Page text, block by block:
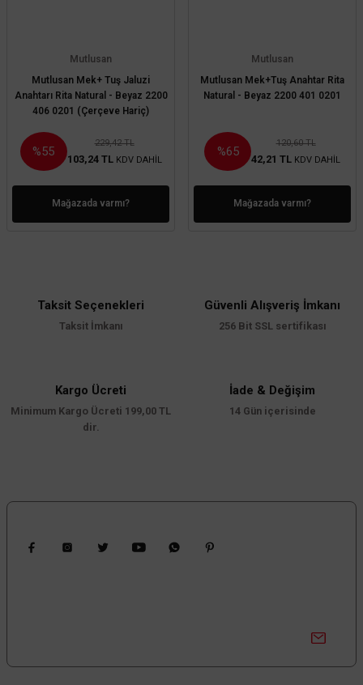
Mutlusan
Mutlusan Mek+ Tuş Jaluzi
Anahtarı Rita Natural - Beyaz 2200
406 0201 (Çerçeve Hariç)
%55
229,42 TL
103,24 TL KDV DAHİL
Mağazada varmı?
Mutlusan
Mutlusan Mek+Tuş Anahtar Rita
Natural - Beyaz 2200 401 0201
%65
120,60 TL
42,21 TL KDV DAHİL
Mağazada varmı?
Taksit Seçenekleri
Taksit İmkanı
Güvenli Alışveriş İmkanı
256 Bit SSL sertifikası
Kargo Ücreti
Minimum Kargo Ücreti 199,00 TL
dir.
İade & Değişim
14 Gün içerisinde